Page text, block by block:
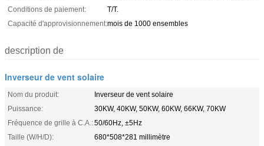
Conditions de paiement:
T/T.
Capacité d'approvisionnement:mois de 1000 ensembles
description de
Inverseur de vent solaire
Nom du produit:
Inverseur de vent solaire
Puissance:
30KW, 40KW, 50KW, 60KW, 66KW, 70KW
Fréquence de grille à C.A.:50/60Hz, ±5Hz
Taille (W/H/D):
680*508*281 millimètre